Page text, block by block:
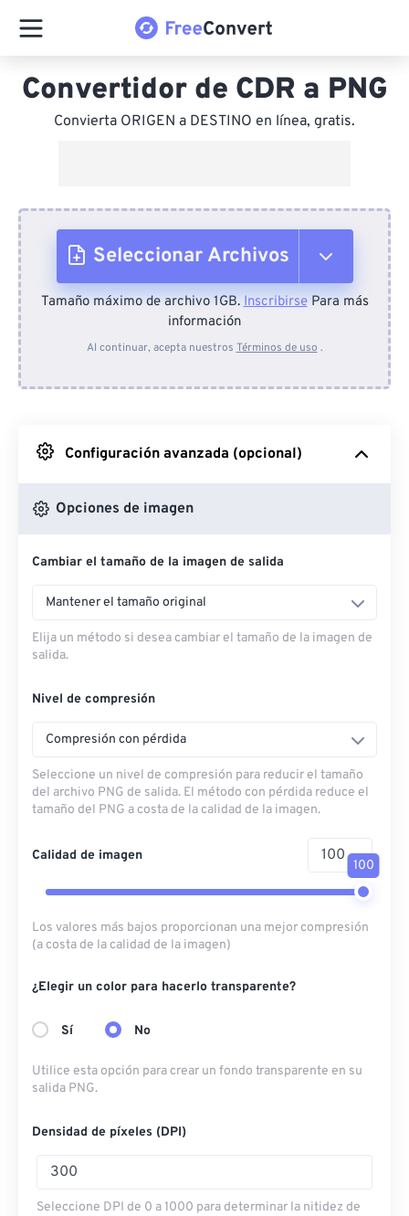
Convertidor de CDR a PNG
Convierta ORIGEN a DESTINO en línea, gratis.
Seleccionar Archivos
Desde el dispositivo
Desde Google Drive
Desde OneDrive
Desde URL
Tamaño máximo de archivo 1GB.InscribirsePara más
información
Al continuar, acepta nuestros Términos de uso .
Configuración avanzada (opcional)
Opciones de imagen
Cambiar el tamaño de la imagen de salida
Mantener el tamaño original
Elija un método si desea cambiar el tamaño de la imagen de
salida.
Nivel de compresión
Compresión con pérdida
Seleccione un nivel de compresión para reducir el tamaño
del archivo PNG de salida. El método con pérdida reduce el
tamaño del PNG a costa de la calidad de la imagen.
Calidad de imagen
100
Los valores más bajos proporcionan una mejor compresión
(a costa de la calidad de la imagen)
¿Elegir un color para hacerlo transparente?
Sí No
Utilice esta opción para crear un fondo transparente en su
salida PNG.
Densidad de píxeles (DPI)
Seleccione DPI de 0 a 1000 para determinar la nitidez de